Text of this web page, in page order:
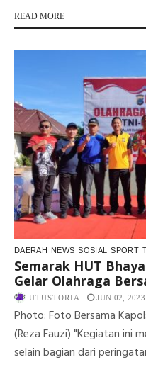
READ MORE
DAERAH NEWS SOSIAL SPORT
Semarak HUT
Gelar Olahraga
UTUSTORIA JUN 02, 2023
Photo: Foto Bersama
(Reza Fauzi) "Kegiatan ini
selain bagian dari